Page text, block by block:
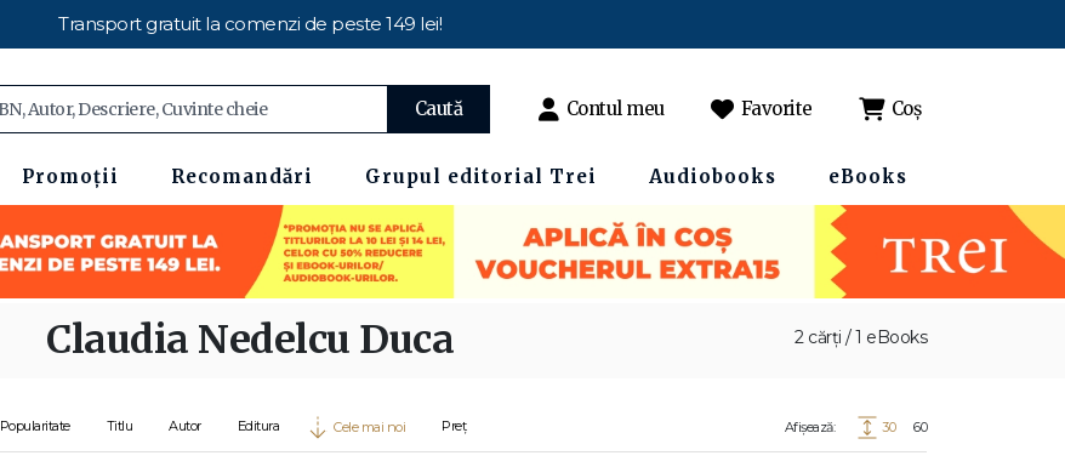
Transport gratuit la comenzi de peste 149 lei!
Caută Contul meu Favorite Coș
Promoții Recomandări Grupul editorial Trei Audiobooks eBooks
2 cărți / 1 eBooks
Claudia Nedelcu Duca
Popularitate Titlu Autor Editura Cele mai noi Preț Afișează: 30 60